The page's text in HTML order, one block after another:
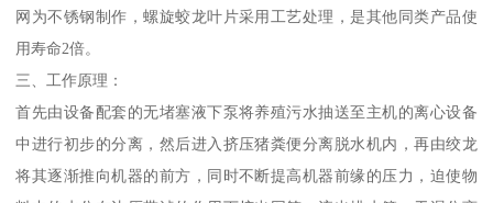
网为不锈钢制作，螺旋蛟龙叶片采用工艺处理，是其他同类产品使
用寿命2倍。
三、工作原理：
首先由设备配套的无堵塞液下泵将养殖污水抽送至主机的离心设备
中进行初步的分离，然后进入挤压猪粪便分离脱水机内，再由绞龙
将其逐渐推向机器的前方，同时不断提高机器前缘的压力，迫使物